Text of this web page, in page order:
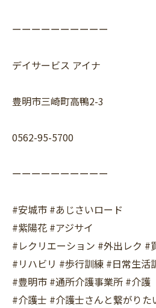
ーーーーーーーーーー
デイサービス アイナ
豊明市三崎町高鴨2-3
0562-95-5700
ーーーーーーーーーー
#安城市 #あじさいロード
#紫陽花 #アジサイ
#レクリエーション #外出レク #
#リハビリ #歩行訓練 #日常生活
#豊明市 #通所介護事業所 #介護
#介護士 #介護士さんと繋がりた